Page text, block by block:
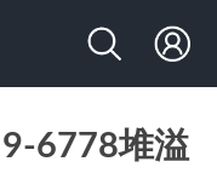
6778堆溢